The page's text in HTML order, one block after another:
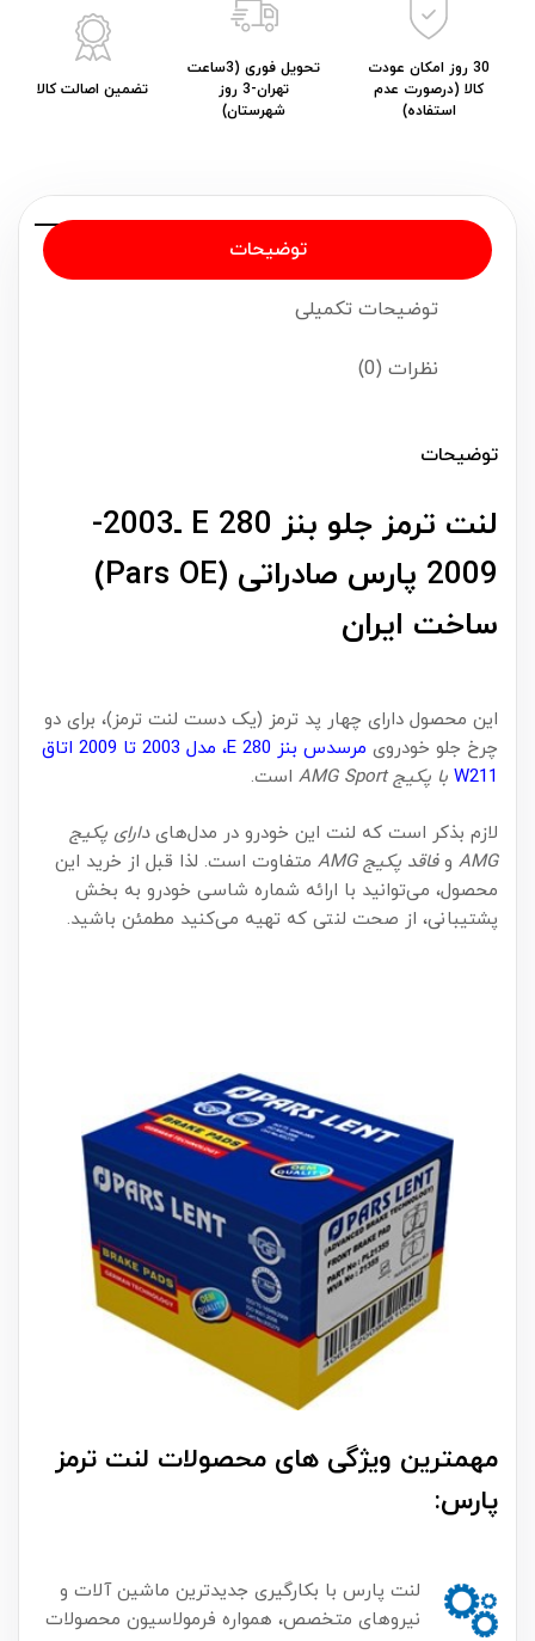
30 روز امکان عودت
کالا (درصورت عدم
استفاده)
تحویل فوری (3ساعت
تهران-3 روز
شهرستان)
تضمین اصالت کالا
توضیحات
توضیحات تکمیلی
نظرات (0)
توضیحات
لنت ترمز جلو بنز E 280 ـ2003-
2009 پارس صادراتی (Pars OE)
ساخت ایران
این محصول دارای چهار پد ترمز (یک دست لنت ترمز)، برای دو
چرخ جلو خودروی
مرسدس بنز E 280، مدل 2003 تا 2009 اتاق
W211 با پکیج AMG Sport است.
لازم بذکر است که لنت این خودرو در مدل‌هایدارای پکیج
AMG وفاقد پکیج AMG
متفاوت است. لذا قبل از خرید این
محصول، می‌توانید با ارائه شماره شاسی خودرو به بخش
پشتیبانی، از صحت لنتی که تهیه می‌کنید مطمئن باشید.
مهمترین ویژگی های محصولات لنت ترمز
پارس:
لنت پارس با بکارگیری جدیدترین ماشین آلات و
نیروهای متخصص، همواره فرمولاسیون محصولات